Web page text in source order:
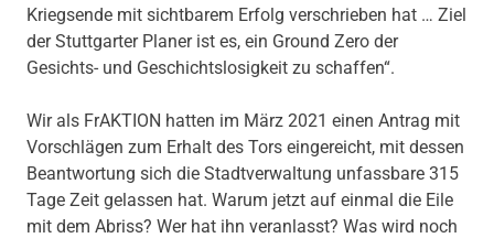
Kriegsende mit sichtbarem Erfolg verschrieben hat … Ziel
der Stuttgarter Planer ist es, ein Ground Zero der
Gesichts- und Geschichtslosigkeit zu schaffen“.
Wir als FrAKTION hatten im März 2021 einen Antrag mit
Vorschlägen zum Erhalt des Tors eingereicht, mit dessen
Beantwortung sich die Stadtverwaltung unfassbare 315
Tage Zeit gelassen hat. Warum jetzt auf einmal die Eile
mit dem Abriss? Wer hat ihn veranlasst? Was wird noch